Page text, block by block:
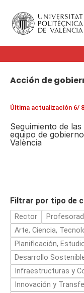
Acción de
Última actualización 6/
Seguimiento de
equipo de
València
Filtrar por tipo de
Rector
Arte, Ciencia,
Planificación,
Desarrollo
Infraestructuras y
Innovación y